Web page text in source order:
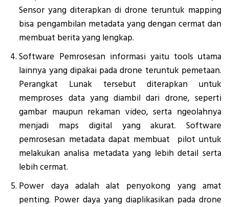
Sensor yang diterapkan di drone teruntuk mapping
bisa pengambilan metadata yang dengan cermat dan
membuat berita yang lengkap.
Software Pemrosesan informasi yaitu tools utama
lainnya yang dipakai pada drone teruntuk pemetaan.
Perangkat Lunak tersebut diterapkan untuk
memproses data yang diambil dari drone, seperti
gambar maupun rekaman video, serta ngeolahnya
menjadi maps digital yang akurat. Software
pemrosesan metadata dapat membuat pilot untuk
melakukan analisa metadata yang lebih detail serta
lebih cermat.
Power daya adalah alat penyokong yang amat
penting. Power daya yang diaplikasikan pada drone